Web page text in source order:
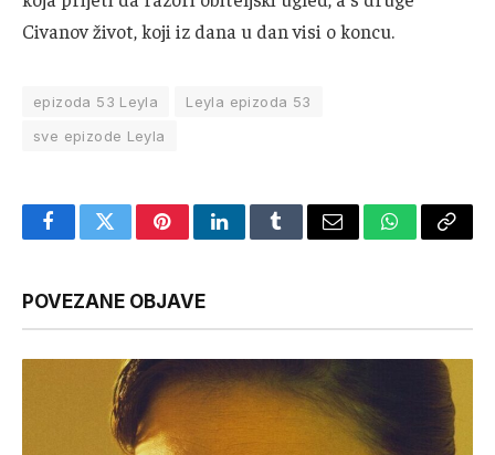
Civanov život, koji iz dana u dan visi o koncu.
epizoda 53 Leyla
Leyla epizoda 53
sve epizode Leyla
FacebookTwitterPinterestLinkedInTumblrEmail WhatsApp
Copy
POVEZANE OBJAVE